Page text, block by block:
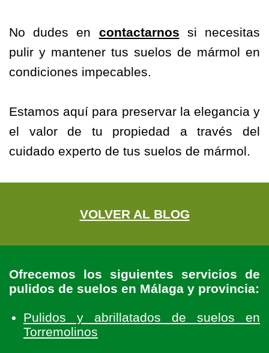
No dudes en contactarnos si necesitas
pulir y mantener tus suelos de mármol en
condiciones impecables.
Estamos aquí para preservar la elegancia y
el valor de tu propiedad a través del
cuidado experto de tus suelos de mármol.
VOLVER AL BLOG
Ofrecemos los siguientes servicios de
pulidos de suelos en Málaga y provincia:
Pulidos y abrillatados de suelos en
Torremolinos